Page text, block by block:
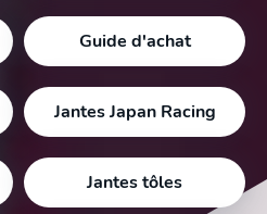
Guide d'achat
Jantes Japan Racing
Jantes tôles